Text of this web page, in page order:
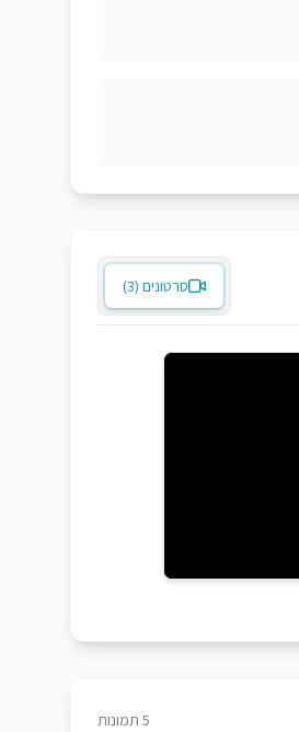
סרטונים (3)
5 תמונות